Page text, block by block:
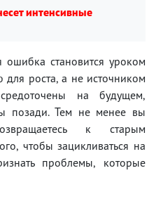
интенсивные
становится уроком
роста, а не источником
на будущем,
позади. Тем не менее вы
к старым
чтобы зацикливаться на
проблемы, которые